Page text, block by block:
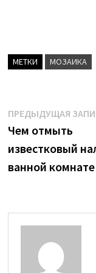
МЕТКИ МОЗАИКА
Навигация
по
записям
ПРЕДЫДУЩАЯ
Чем отмыть
известковый
ванной комнате